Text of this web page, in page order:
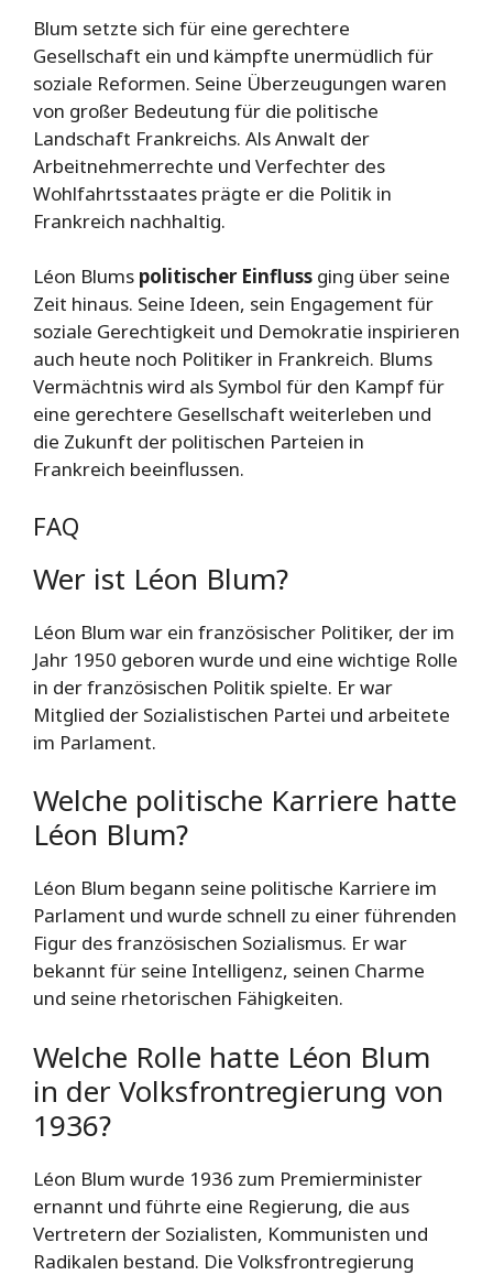
Blum setzte sich für eine gerechtere
Gesellschaft ein und kämpfte unermüdlich für
soziale Reformen. Seine Überzeugungen waren
von großer Bedeutung für die politische
Landschaft Frankreichs. Als Anwalt der
Arbeitnehmerrechte und Verfechter des
Wohlfahrtsstaates prägte er die Politik in
Frankreich nachhaltig.
Léon Blums politischer Einfluss ging über seine
Zeit hinaus. Seine Ideen, sein Engagement für
soziale Gerechtigkeit und Demokratie inspirieren
auch heute noch Politiker in Frankreich. Blums
Vermächtnis wird als Symbol für den Kampf für
eine gerechtere Gesellschaft weiterleben und
die Zukunft der politischen Parteien in
Frankreich beeinflussen.
FAQ
Wer ist Léon Blum?
Léon Blum war ein französischer Politiker, der im
Jahr 1950 geboren wurde und eine wichtige Rolle
in der französischen Politik spielte. Er war
Mitglied der Sozialistischen Partei und arbeitete
im Parlament.
Welche politische Karriere hatte
Léon Blum?
Léon Blum begann seine politische Karriere im
Parlament und wurde schnell zu einer führenden
Figur des französischen Sozialismus. Er war
bekannt für seine Intelligenz, seinen Charme
und seine rhetorischen Fähigkeiten.
Welche Rolle hatte Léon Blum
in der Volksfrontregierung von
1936?
Léon Blum wurde 1936 zum Premierminister
ernannt und führte eine Regierung, die aus
Vertretern der Sozialisten, Kommunisten und
Radikalen bestand. Die Volksfrontregierung